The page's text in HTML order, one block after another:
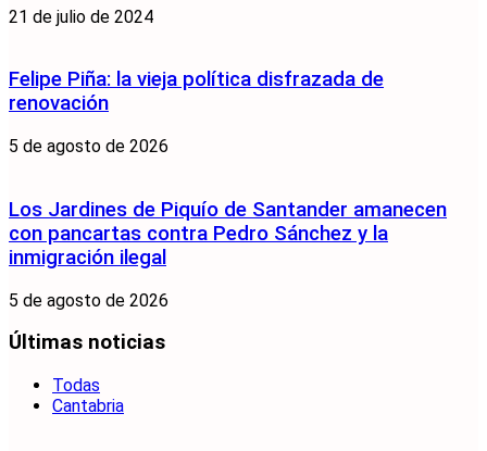
21 de julio de 2024
Felipe Piña: la vieja política disfrazada de
renovación
5 de agosto de 2026
Los Jardines de Piquío de Santander amanecen
con pancartas contra Pedro Sánchez y la
inmigración ilegal
5 de agosto de 2026
Últimas noticias
Todas
Cantabria